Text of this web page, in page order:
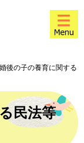
後の子の養育に関する
民法等